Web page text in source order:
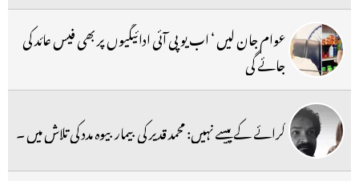
عوام جان لیں ‘ اب یو پی آئی ادائیگیوں پر بھی فیس عائد کی
جائے گی
کرائے کے پیسے نہیں: محمد قدیر کی بیمار بیوہ مدد کی تلاش میں ۔